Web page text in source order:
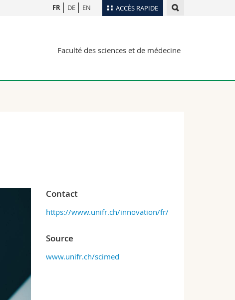
ACCÈS RAPIDE
Plan d'accès
Webmail
FR DE EN
Faculté des sciences et de médecine
Contact
https://www.unifr.ch/innovation/fr/
Source
www.unifr.ch/scimed